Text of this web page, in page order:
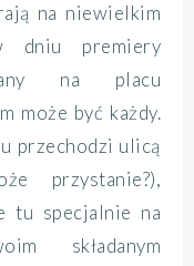
na niewielkim
dniu premiery
na placu
może być każdy.
przechodzi ulicą
przystanie?),
tu specjalnie na
składanym